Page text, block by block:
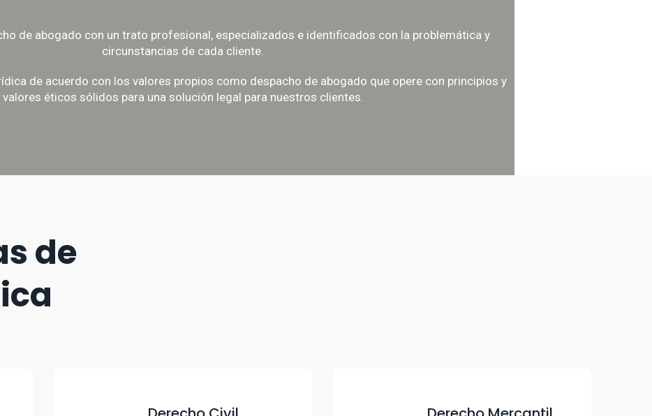
de abogado con un trato profesional, especializados e identificados con la problemática y
circunstancias de cada cliente.
de acuerdo con los valores propios como despacho de abogado que opere con principios y
valores éticos sólidos para una solución legal para nuestros clientes.
de